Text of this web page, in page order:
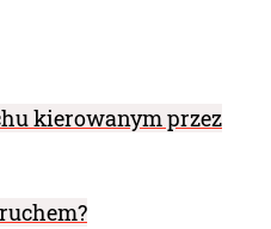
kierowanym przez